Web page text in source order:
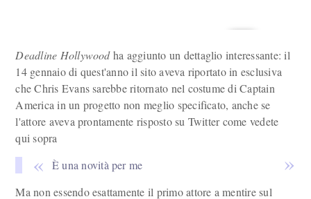
Deadline Hollywoodha aggiunto un dettaglio interessante: il
14 gennaio di quest'anno il sito aveva riportato in esclusiva
che Chris Evans sarebbe ritornato nel costume di Captain
America in un progetto non meglio specificato, anche se
l'attore aveva prontamente risposto su Twitter come vedete
qui sopra
È una novità per me
Ma non essendo esattamente il primo attore a mentire sul